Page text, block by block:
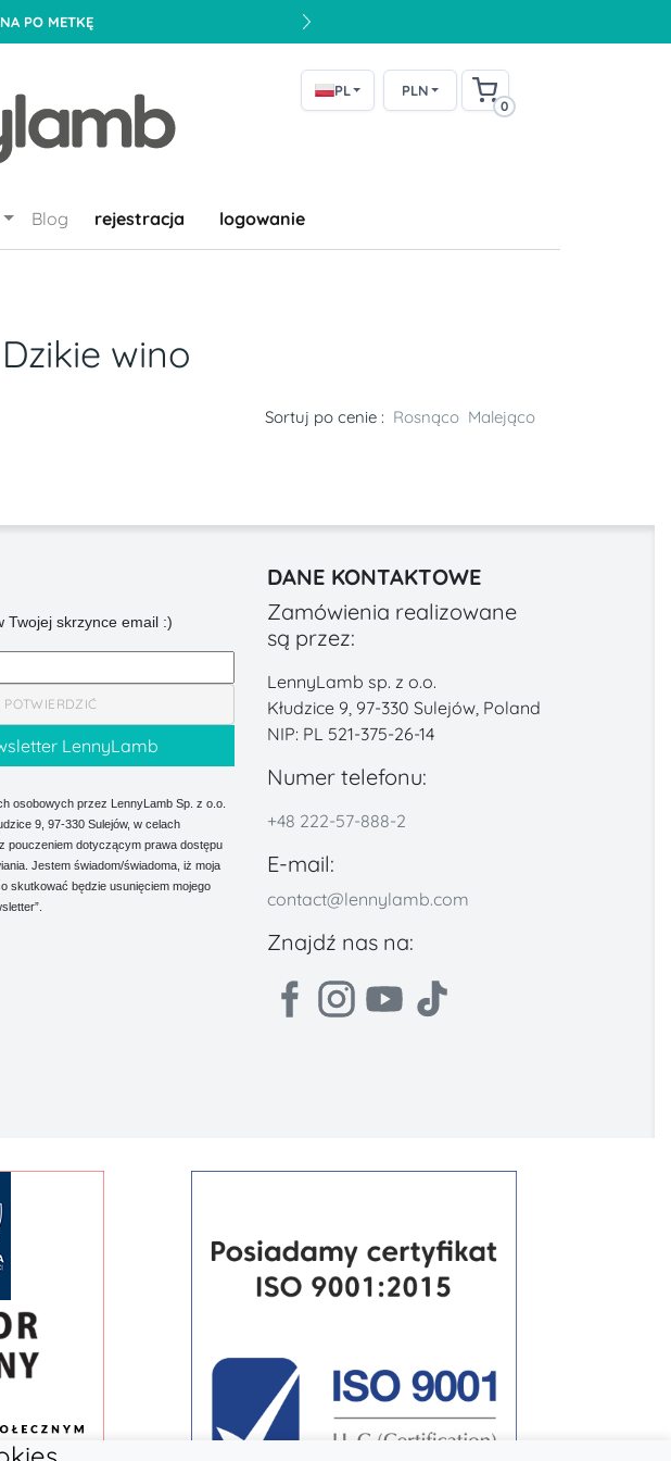
PO METKĘ
PL PLN
0
Blog rejestracja logowanie
Dzikie wino
Sortuj po cenie : Rosnąco Malejąco
Twojej skrzynce email :)
osobowych przez LennyLamb Sp. z o.o.
9, 97-330 Sulejów, w celach
pouczeniem dotyczącym prawa dostępu
Jestem świadom/świadoma, iż moja
skutkować będzie usunięciem mojego
DANE KONTAKTOWE
Zamówienia realizowane
są przez:
LennyLamb sp. z o.o.
Kłudzice 9, 97-330 Sulejów, Poland
NIP: PL 521-375-26-14
Numer telefonu:
+48 222-57-888-2
E-mail:
contact@lennylamb.com
Znajdź nas na: